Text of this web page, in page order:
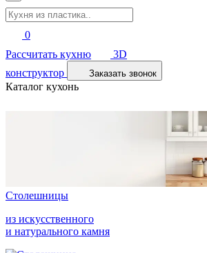
0
Рассчитать кухню
3D
конструктор
Заказать звонок
Каталог кухонь
Столешницы
из искусственного
и натурального камня